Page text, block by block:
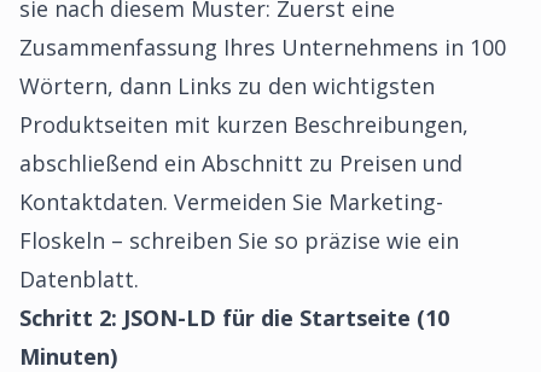
sie nach diesem Muster: Zuerst eine
Zusammenfassung Ihres Unternehmens in 100
Wörtern, dann Links zu den wichtigsten
Produktseiten mit kurzen Beschreibungen,
abschließend ein Abschnitt zu Preisen und
Kontaktdaten. Vermeiden Sie Marketing-
Floskeln – schreiben Sie so präzise wie ein
Datenblatt.
Schritt 2: JSON-LD für die Startseite (10
Minuten)